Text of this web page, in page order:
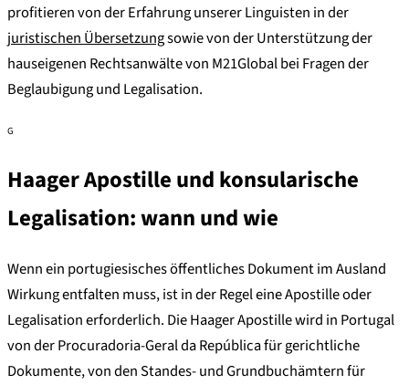
profitieren von der Erfahrung unserer Linguisten in der
juristischen Übersetzungsowie von der Unterstützung der
hauseigenen Rechtsanwälte von M21Global bei Fragen der
Beglaubigung und Legalisation.
G
Haager Apostille und konsularische
Legalisation: wann und wie
Wenn ein portugiesisches öffentliches Dokument im Ausland
Wirkung entfalten muss, ist in der Regel eine Apostille oder
Legalisation erforderlich. Die Haager Apostille wird in Portugal
von der Procuradoria-Geral da República für gerichtliche
Dokumente, von den Standes- und Grundbuchämtern für